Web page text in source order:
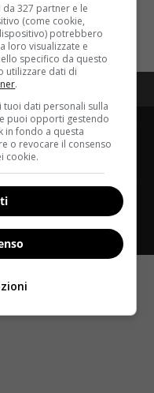
Privacy Policy
di Jws Media
Roma (RM) - P.Iva
non è una testata
considerarsi un
legge n. 62 del
327 partner e le
(come cookie,
potrebbero
loro visualizzate e
specifico da questo
utilizzare dati di
.
dati personali sulla
puoi opporti gestendo
in fondo a questa
o revocare il consenso
cookie.